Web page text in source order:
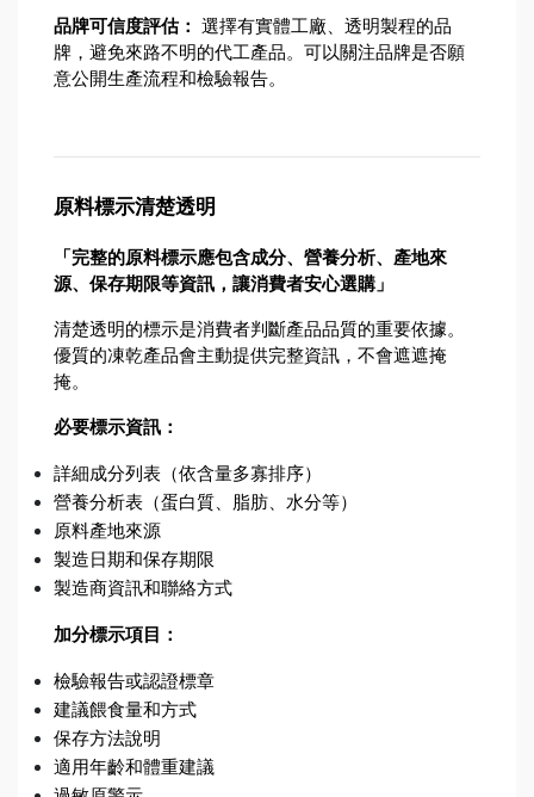
品牌可信度評估：
選擇有實體工廠、透明製程的品
牌，避免來路不明的代工產品。可以關注品牌是否願
意公開生產流程和檢驗報告。
原料標示清楚透明
「完整的原料標示應包含成分、營養分析、產地來
源、保存期限等資訊，讓消費者安心選購」
清楚透明的標示是消費者判斷產品品質的重要依據。
優質的凍乾產品會主動提供完整資訊，不會遮遮掩
掩。
必要標示資訊：
詳細成分列表（依含量多寡排序）
營養分析表（蛋白質、脂肪、水分等）
原料產地來源
製造日期和保存期限
製造商資訊和聯絡方式
加分標示項目：
檢驗報告或認證標章
建議餵食量和方式
保存方法說明
適用年齡和體重建議